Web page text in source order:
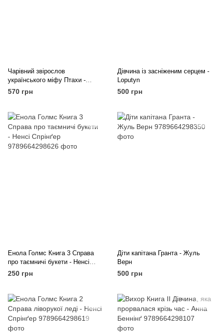
Чарівний звірослов
українського міфу Птахи -
Дара Корній
570 грн
Дівчина із засніженим серцем -
Loputyn
500 грн
Енола Голмс Книга 3 Справа
про таємничі букети - Ненсі
Спрінґер
250 грн
Діти капітана Гранта - Жуль
Верн
500 грн